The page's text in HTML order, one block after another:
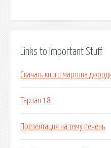
Links to Important Stuff
Скачать книги мартина
Тарзан 18
Презентация на тему печень